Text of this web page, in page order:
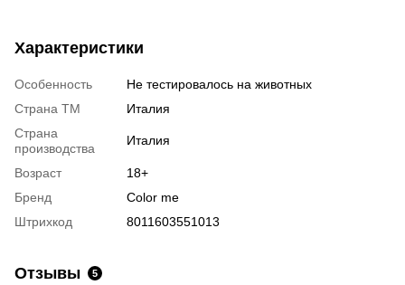
Характеристики
Особенность
Не тестировалось на животных
Страна ТМ
Италия
Страна
производства
Италия
Возраст
18+
Бренд
Color me
Штрихкод
8011603551013
Отзывы 5